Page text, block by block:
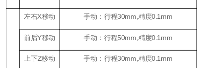
左右X移动 手动：行程30mm,精度0.1mm
前后Y移动 手动：行程50mm,精度0.1mm
上下Z移动 手动：行程30mm,精度0.1mm